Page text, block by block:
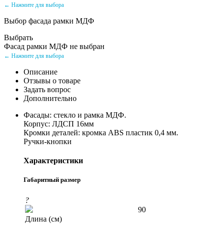
← Нажмите для выбора
Выбор фасада рамки МДФ
Выбрать
Фасад рамки МДФ не выбран
← Нажмите для выбора
Описание
Отзывы о товаре
Задать вопрос
Дополнительно
Фасады: стекло и рамка МДФ.
Корпус: ЛДСП 16мм
Кромки деталей: кромка ABS пластик 0,4 мм.
Ручки-кнопки
Характеристики
Габаритный размер
?
Длина (см)
90